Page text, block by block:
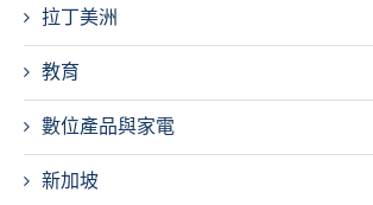
拉丁美洲
教育
數位產品與家電
新加坡